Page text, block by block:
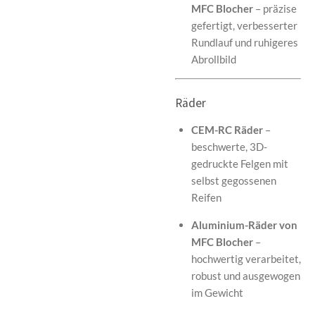
MFC Blocher– präzise
gefertigt, verbesserter
Rundlauf und ruhigeres
Abrollbild
Räder
CEM-RC Räder–
beschwerte, 3D-
gedruckte Felgen mit
selbst gegossenen
Reifen
Aluminium-Räder von
MFC Blocher–
hochwertig verarbeitet,
robust und ausgewogen
im Gewicht